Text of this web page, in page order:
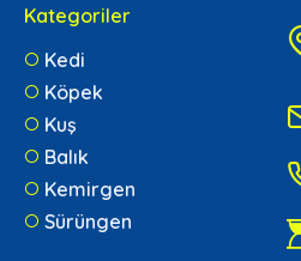
Kategoriler
Kedi
Köpek
Kuş
Balık
Kemirgen
Sürüngen